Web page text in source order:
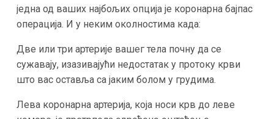
једна од ваших најбољих опција је коронарна бајпас
операција. И у неким околностима када:
Две или три артерије вашег тела почну да се
сужавају, изазивајући недостатак у протоку крви
што вас оставља са јаким болом у грудима.
Лева коронарна артерија, која носи крв до леве